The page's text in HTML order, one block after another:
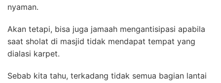
nyaman.
Akan tetapi, bisa juga jamaah mengantisipasi apabila
saat sholat di masjid tidak mendapat tempat yang
dialasi karpet.
Sebab kita tahu, terkadang tidak semua bagian lantai